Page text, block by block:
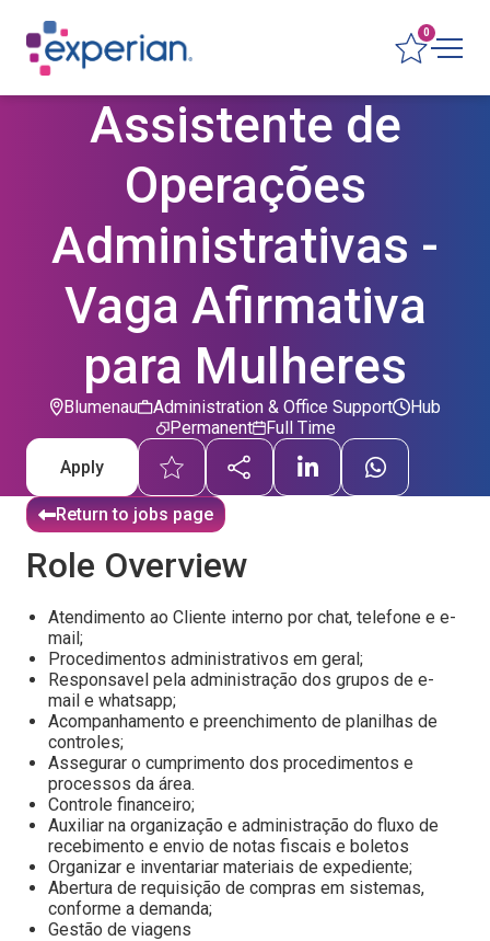
0
Assistente de
Operações
Administrativas -
Vaga Afirmativa
para Mulheres
Blumenau
Administration & Office Support
Permanent
Hub
Full Time
Apply
Return to jobs page
Role Overview
Atendimento ao Cliente interno por chat, telefone e e-
mail;
Procedimentos administrativos em geral;
Responsavel pela administração dos grupos de e-
mail e whatsapp;
Acompanhamento e preenchimento de planilhas de
controles;
Assegurar o cumprimento dos procedimentos e
processos da área.
Controle financeiro;
Auxiliar na organização e administração do fluxo de
recebimento e envio de notas fiscais e boletos
Organizar e inventariar materiais de expediente;
Abertura de requisição de compras em sistemas,
conforme a demanda;
Gestão de viagens